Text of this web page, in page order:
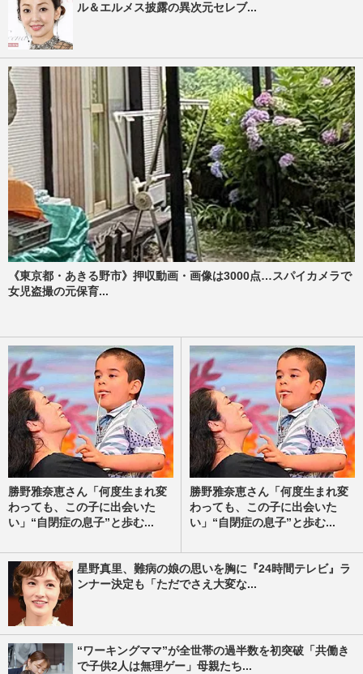
ル＆エルメス披露の異次元セレブ...
《東京都・あきる野市》押収動画・画像は3000点…スパイカメラで
女児盗撮の元保育...
勝野雅奈恵さん「何度生まれ変
わっても、この子に出会いた
い」“自閉症の息子”と歩む...
勝野雅奈恵さん「何度生まれ変
わっても、この子に出会いた
い」“自閉症の息子”と歩む...
星野真里、難病の娘の思いを胸に『24時間テレビ』ラ
ンナー決定も「ただでさえ大変な...
“ワーキングママ”が全世帯の過半数を初突破「共働き
で子供2人は無理ゲー」母親たち...